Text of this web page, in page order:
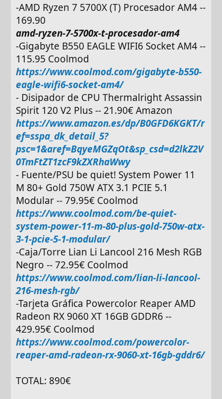
-AMD Ryzen 7 5700X (T) Procesador AM4 --
169.90
amd-ryzen-7-5700x-t-procesador-am4
-Gigabyte B550 EAGLE WIFI6 Socket AM4 --
115.95 Coolmod
https://www.coolmod.com/gigabyte-b550-
eagle-wifi6-socket-am4/
- Disipador de CPU Thermalright Assassin
Spirit 120 V2 Plus -- 21.90€ Amazon
https://www.amazon.es/dp/B0GFD6KGKT/r
ef=sspa_dk_detail_5?
psc=1&aref=BqyeMGZqOt&sp_csd=d2lkZ2V
0TmFtZT1zcF9kZXRhaWwy
- Fuente/PSU be quiet! System Power 11
M 80+ Gold 750W ATX 3.1 PCIE 5.1
Modular -- 79.95€ Coolmod
https://www.coolmod.com/be-quiet-
system-power-11-m-80-plus-gold-750w-atx-
3-1-pcie-5-1-modular/
-Caja/Torre Lian Li Lancool 216 Mesh RGB
Negro -- 72.95€ Coolmod
https://www.coolmod.com/lian-li-lancool-
216-mesh-rgb/
-Tarjeta Gráfica Powercolor Reaper AMD
Radeon RX 9060 XT 16GB GDDR6 --
429.95€ Coolmod
https://www.coolmod.com/powercolor-
reaper-amd-radeon-rx-9060-xt-16gb-gddr6/
TOTAL: 890€